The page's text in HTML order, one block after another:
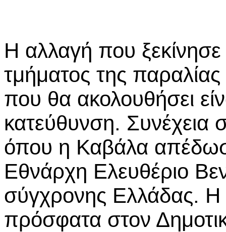
Η αλλαγή που ξεκίνησε
τμήματος της
που θα ακολουθήσει
κατεύθυνση. Συνέχεια
όπου η Καβάλα
Εθνάρχη Ελευθέριο
σύγχρονης Ελλάδας. Η
πρόσφατα στον